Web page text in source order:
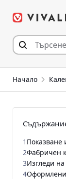
към
Начало
1 Показване
2Фабричен
3Изгледи
4